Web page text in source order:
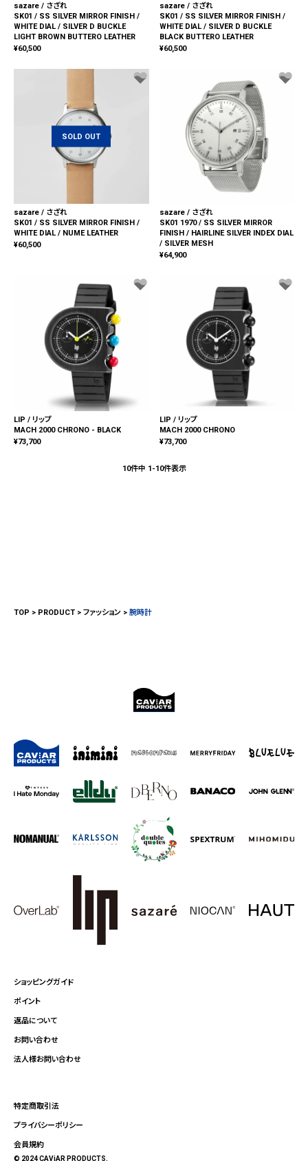
sazare / さざれ
SK01 / SS SILVER MIRROR FINISH /
WHITE DIAL / SILVER D BUCKLE
LIGHT BROWN BUTTERO LEATHER
¥60,500
sazare / さざれ
SK01 / SS SILVER MIRROR FINISH /
WHITE DIAL / SILVER D BUCKLE
BLACK BUTTERO LEATHER
¥60,500
SOLD OUT
sazare / さざれ
SK01 / SS SILVER MIRROR FINISH /
WHITE DIAL / NUME LEATHER
¥60,500
sazare / さざれ
SK01 1970 / SS SILVER MIRROR
FINISH / HAIRLINE SILVER INDEX DIAL
/ SILVER MESH
¥64,900
LIP / リップ
MACH 2000 CHRONO - BLACK
¥73,700
LIP / リップ
MACH 2000 CHRONO
¥73,700
10件中 1-10件表示
TOP PRODUCT ファッション 腕時計
ショッピングガイド
ポイント
返品について
お問い合わせ
法人様お問い合わせ
特定商取引法
プライバシーポリシー
会員規約
© 2024 CAViAR PRODUCTS.